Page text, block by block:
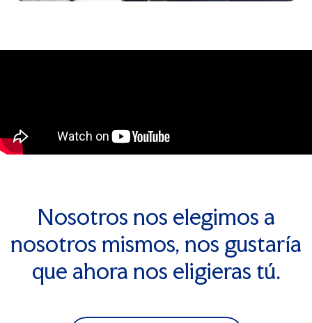
Nosotros nos elegimos a
nosotros mismos, nos gustaría
que ahora nos eligieras tú.